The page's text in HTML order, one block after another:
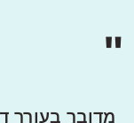
מדובר בעורך
"